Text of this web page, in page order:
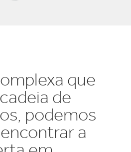
que
de
podemos
a